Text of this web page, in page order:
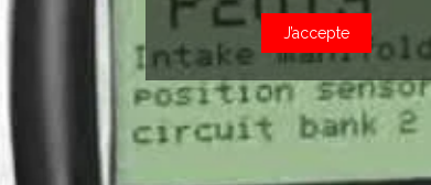
J’accepte